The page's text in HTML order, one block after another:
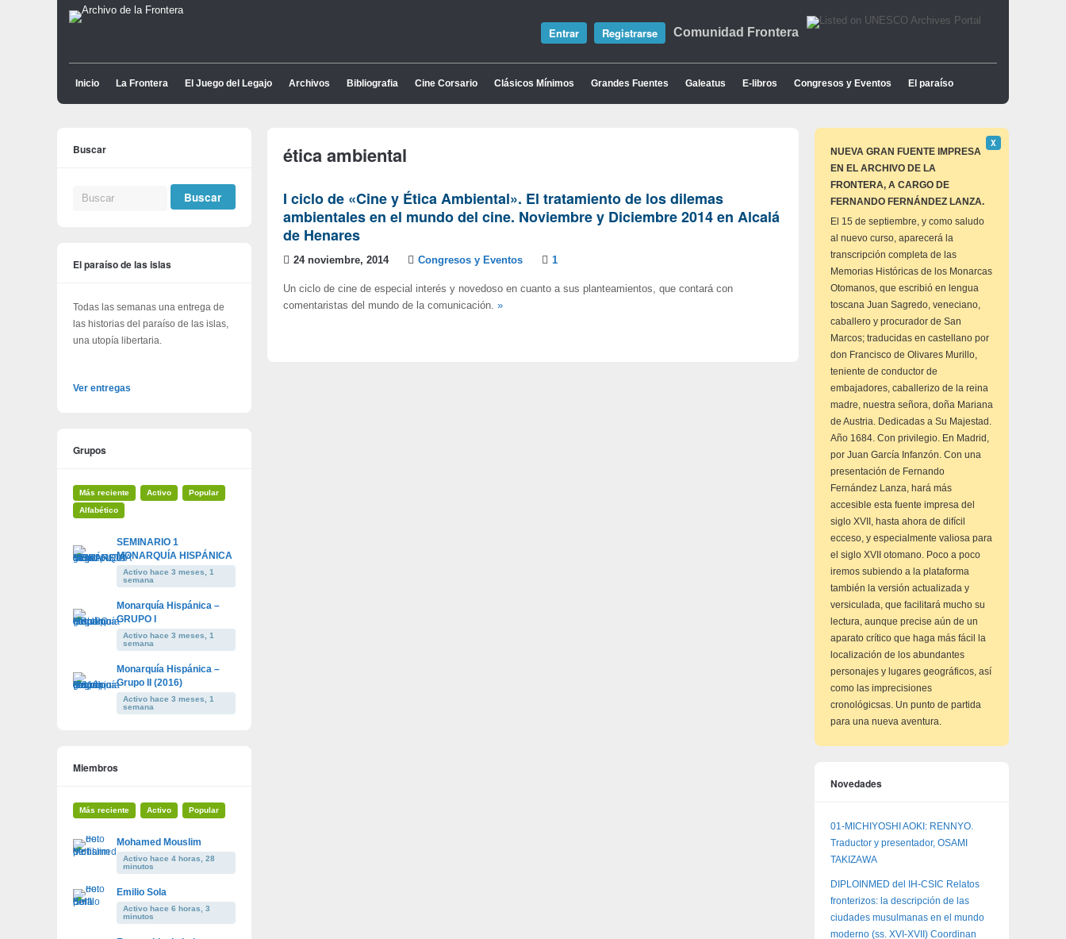
Comunidad Frontera
Entrar Registrarse
Inicio La Frontera El Juego del Legajo Archivos Bibliografia Cine Corsario Clásicos Mínimos Grandes Fuentes Galeatus E-libros Congresos y Eventos El paraíso
ética ambiental
I ciclo de «Cine y Ética Ambiental». El tratamiento de los dilemas
ambientales en el mundo del cine. Noviembre y Diciembre 2014 en Alcalá
de Henares
24 noviembre, 2014 Congresos y Eventos 1
Un ciclo de cine de especial interés y novedoso en cuanto a sus planteamientos, que contará con
comentaristas del mundo de la comunicación. »
Buscar
El paraíso de las islas
Todas las semanas una entrega de
las historias del paraíso de las islas,
una utopía libertaria.
Ver entregas
Grupos
Más reciente Activo
Popular
Alfabético
SEMINARIO 1
MONARQUÍA HISPÁNICA
Activo hace 3 meses, 1
semana
Monarquía Hispánica –
GRUPO I
Activo hace 3 meses, 1
semana
Monarquía Hispánica –
Grupo II (2016)
Activo hace 3 meses, 1
semana
Miembros
Más reciente Activo Popular
Mohamed Mouslim
Activo hace 4 horas, 28
minutos
Emilio Sola
Activo hace 6 horas, 3
minutos
NUEVA GRAN FUENTE IMPRESA
EN EL ARCHIVO DE LA
FRONTERA, A CARGO DE
FERNANDO FERNÁNDEZ LANZA.
Descartar
este
Χ
El 15 de septiembre, y como saludo
al nuevo curso, aparecerá la
transcripción completa de las
Memorias Históricas de los Monarcas
Otomanos, que escribió en lengua
toscana Juan Sagredo, veneciano,
caballero y procurador de San
Marcos; traducidas en castellano por
don Francisco de Olivares Murillo,
teniente de conductor de
embajadores, caballerizo de la reina
madre, nuestra señora, doña Mariana
de Austria. Dedicadas a Su Majestad.
Año 1684. Con privilegio. En Madrid,
por Juan García Infanzón. Con una
presentación de Fernando
Fernández Lanza, hará más
accesible esta fuente impresa del
siglo XVII, hasta ahora de difícil
ecceso, y especialmente valiosa para
el siglo XVII otomano. Poco a poco
iremos subiendo a la plataforma
también la versión actualizada y
versiculada, que facilitará mucho su
lectura, aunque precise aún de un
aparato crítico que haga más fácil la
localización de los abundantes
personajes y lugares geográficos, así
como las imprecisiones
cronológicsas. Un punto de partida
para una nueva aventura.
Novedades
01-MICHIYOSHI AOKI: RENNYO.
Traductor y presentador, OSAMI
TAKIZAWA
DIPLOINMED del IH-CSIC Relatos
fronterizos: la descripción de las
ciudades musulmanas en el mundo
moderno (ss. XVI-XVII) Coordinan